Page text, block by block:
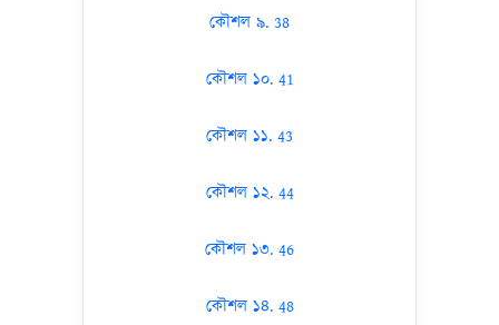
কৌশল ৯. 38
কৌশল ১০. 41
কৌশল ১১. 43
কৌশল ১২. 44
কৌশল ১৩. 46
কৌশল ১৪. 48